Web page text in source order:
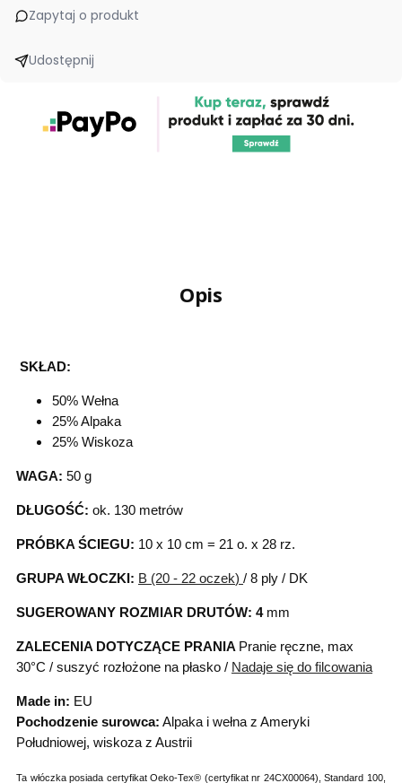
Zapytaj o produkt
Udostępnij
Opis
SKŁAD:
50% Wełna
25% Alpaka
25% Wiskoza
WAGA: 50 g
DŁUGOŚĆ: ok. 130 metrów
PRÓBKA ŚCIEGU: 10 x 10 cm = 21 o. x 28 rz.
GRUPA WŁOCZKI: B (20 - 22 oczek) / 8 ply / DK
SUGEROWANY ROZMIAR DRUTÓW: 4mm
ZALECENIA DOTYCZĄCE PRANIA Pranie ręczne, max
30°C / suszyć rozłożone na płasko / Nadaje się do filcowania
Made in: EU
Pochodzenie surowca: Alpaka i wełna z Ameryki
Południowej, wiskoza z Austrii
Ta włóczka posiada certyfikat Oeko-Tex® (certyfikat nr 24CX00064), Standard 100,